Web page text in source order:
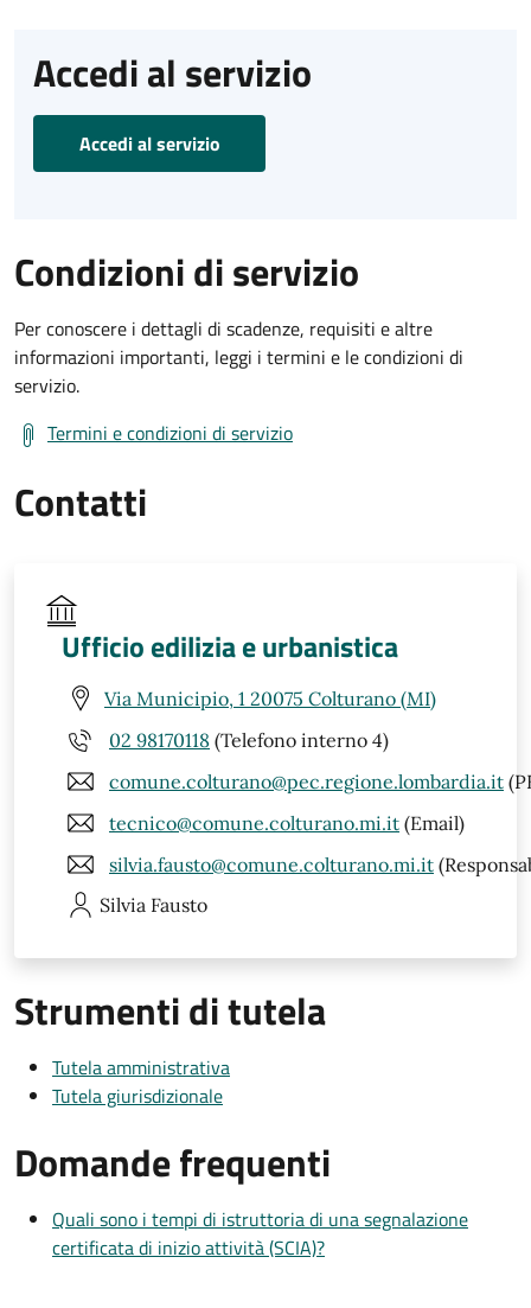
Accedi al servizio
Accedi al servizio
Condizioni di servizio
Per conoscere i dettagli di scadenze, requisiti e altre
informazioni importanti, leggi i termini e le condizioni di
servizio.
Termini e condizioni di servizio
Contatti
Ufficio edilizia e urbanistica
Via Municipio, 1 20075 Colturano (MI)
02 98170118 (Telefono interno 4)
comune.colturano@pec.regione.lombardia.it
tecnico@comune.colturano.mi.it (Email)
silvia.fausto@comune.colturano.mi.it
Silvia Fausto
Strumenti di tutela
Tutela amministrativa
Tutela giurisdizionale
Domande frequenti
Quali sono i tempi di istruttoria di una segnalazione
certificata di inizio attività (SCIA)?